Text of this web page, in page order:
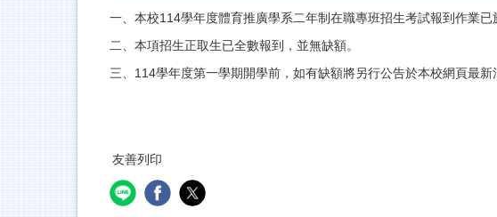
一、本校114學年度體育推廣學系二年制在職專班招生考試報到作業已
二、本項招生正取生已全數報到，並無缺額。
三、114學年度第一學期開學前，如有缺額將另行公告於本校網頁最新
友善列印